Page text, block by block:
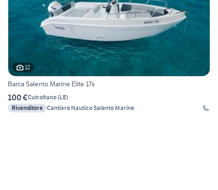
12
Barca Salento Marine Elite 17s
100 €Cutrofiano(LE)
Rivenditore Cantiere Nautico Salento Marine